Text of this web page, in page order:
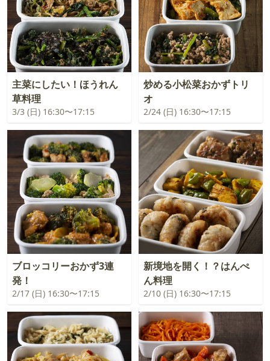
主菜にしたい！ほうれん
草料理
3/3 (日) 16:30〜17:15
炒める小松菜おかずトリ
オ
2/24 (日) 16:30〜17:15
ブロッコリーおかず3連
発！
2/17 (日) 16:30〜17:15
新境地を開く！？はんぺ
ん料理
2/10 (日) 16:30〜17:15